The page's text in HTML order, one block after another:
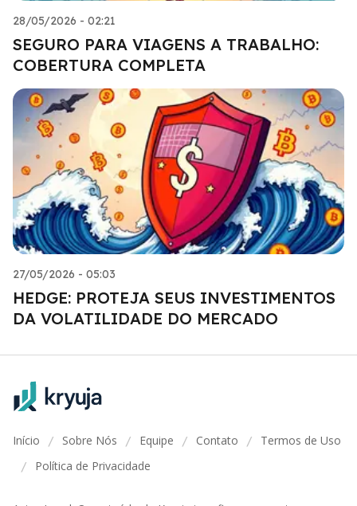
28/05/2026 - 02:21
SEGURO PARA VIAGENS A TRABALHO:
COBERTURA COMPLETA
27/05/2026 - 05:03
HEDGE: PROTEJA SEUS INVESTIMENTOS
DA VOLATILIDADE DO MERCADO
Início / Sobre Nós / Equipe / Contato / Termos de Uso
/ Política de Privacidade